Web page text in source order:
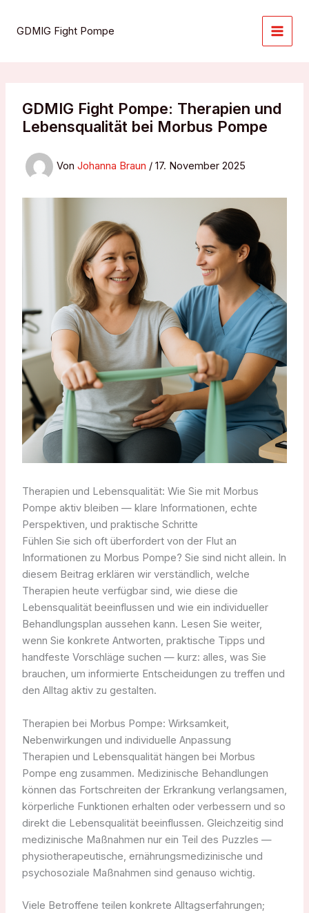
Inhalt
GDMIG Fight Pompe
GDMIG Fight Pompe: Therapien und
Lebensqualität bei Morbus Pompe
Von Johanna Braun / 17. November 2025
Therapien und Lebensqualität: Wie Sie mit Morbus
Pompe aktiv bleiben — klare Informationen, echte
Perspektiven, und praktische Schritte
Fühlen Sie sich oft überfordert von der Flut an
Informationen zu Morbus Pompe? Sie sind nicht allein. In
diesem Beitrag erklären wir verständlich, welche
Therapien heute verfügbar sind, wie diese die
Lebensqualität beeinflussen und wie ein individueller
Behandlungsplan aussehen kann. Lesen Sie weiter,
wenn Sie konkrete Antworten, praktische Tipps und
handfeste Vorschläge suchen — kurz: alles, was Sie
brauchen, um informierte Entscheidungen zu treffen und
den Alltag aktiv zu gestalten.
Therapien bei Morbus Pompe: Wirksamkeit,
Nebenwirkungen und individuelle Anpassung
Therapien und Lebensqualität hängen bei Morbus
Pompe eng zusammen. Medizinische Behandlungen
können das Fortschreiten der Erkrankung verlangsamen,
körperliche Funktionen erhalten oder verbessern und so
direkt die Lebensqualität beeinflussen. Gleichzeitig sind
medizinische Maßnahmen nur ein Teil des Puzzles —
physiotherapeutische, ernährungsmedizinische und
psychosoziale Maßnahmen sind genauso wichtig.
Viele Betroffene teilen konkrete Alltagserfahrungen;